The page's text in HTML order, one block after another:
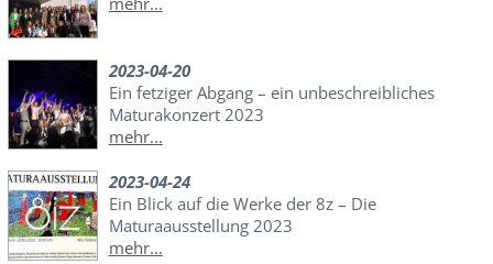
2023-04-20
Ein fetziger Abgang – ein unbeschreibliches
Maturakonzert 2023
mehr...
2023-04-24
Ein Blick auf die Werke der 8z – Die
Maturaausstellung 2023
mehr...